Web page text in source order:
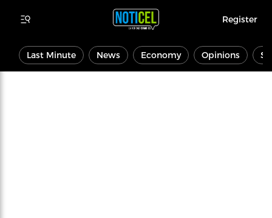
Register
Last Minute News Economy Opinions